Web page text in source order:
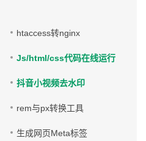
htaccess转nginx
Js/html/css代码在线运行
抖音小视频去水印
rem与px转换工具
生成网页Meta标签